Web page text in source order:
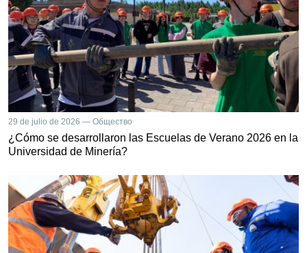
29 de julio de 2026 — Общество
¿Cómo se desarrollaron las Escuelas de Verano 2026 en la
Universidad de Minería?